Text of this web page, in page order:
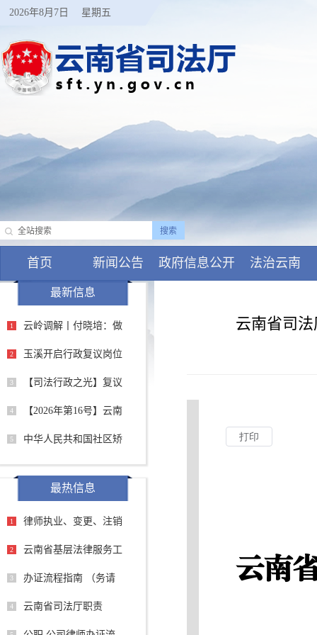
2026年8月7日 星期五
首页 新闻公告 政府信息公开 法治云南
最新信息
1 云岭调解丨付晓培：做
2 玉溪开启行政复议岗位
3 【司法行政之光】复议
4 【2026年第16号】云南
5 中华人民共和国社区矫
最热信息
1 律师执业、变更、注销
2 云南省基层法律服务工
3 办证流程指南 （务请
4 云南省司法厅职责
云南省司